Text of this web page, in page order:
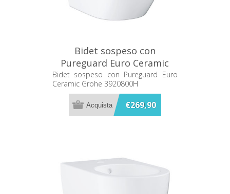
Bidet sospeso con
Pureguard Euro Ceramic
Grohe 3920800H
Bidet sospeso con Pureguard Euro
Ceramic Grohe 3920800H
€269,90